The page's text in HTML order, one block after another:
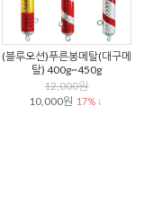
(블루오션)푸른봉메탈(대구메
탈) 400g~450g
12,000원
10,000원 17% ↓